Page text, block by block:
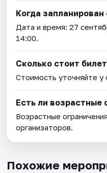
Когда
Дата и время:27
14:00.
Сколько стоит
Стоимость уточняйте у
Есть ли возрастные
Возрастные
организаторов.
Похожие